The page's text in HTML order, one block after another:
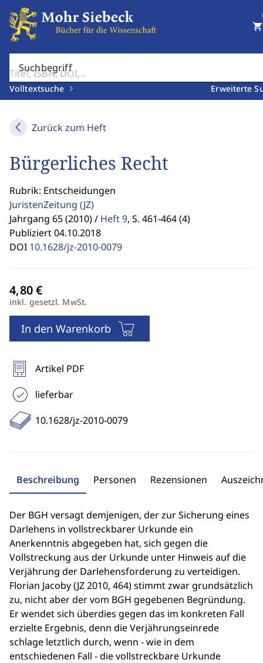
Suchbegriff
Volltextsuche Erweiterte
shopping_cart
Zurück zum Heft
Bürgerliches Recht
Rubrik: Entscheidungen
JuristenZeitung (JZ)
Jahrgang 65 (2010) / Heft 9, S. 461-464 (4)
Publiziert 04.10.2018
DOI 10.1628/jz-2010-0079
inkl. gesetzl. MwSt.
In den Warenkorb
Artikel PDF
lieferbar
10.1628/jz-2010-0079
Beschreibung Personen Rezensionen
Der BGH versagt demjenigen, der zur Sicherung eines
Darlehens in vollstreckbarer Urkunde ein
Anerkenntnis abgegeben hat, sich gegen die
Vollstreckung aus der Urkunde unter Hinweis auf die
Verjährung der Darlehensforderung zu verteidigen.
Florian Jacoby (JZ 2010, 464) stimmt zwar grundsätzlich
zu, nicht aber der vom BGH gegebenen Begründung.
Er wendet sich überdies gegen das im konkreten Fall
erzielte Ergebnis, denn die Verjährungseinrede
schlage letztlich durch, wenn - wie in dem
entschiedenen Fall - die vollstreckbare Urkunde